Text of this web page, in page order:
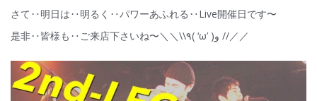
さて‥明日は‥明るく‥パワーあふれる‥Live開催日です〜
是非‥皆様も‥ご来店下さいね〜＼＼\\٩( ‘ω’ )و //／／